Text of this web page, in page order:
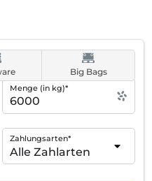
Big Bags
Menge (in kg)*
Zahlungsarten*